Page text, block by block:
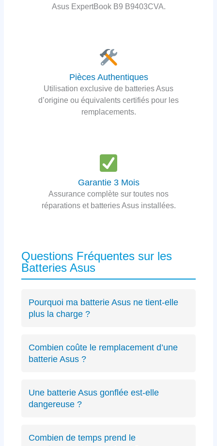
Asus ExpertBook B9 B9403CVA.
Pièces Authentiques
Utilisation exclusive de batteries Asus
d’origine ou équivalents certifiés pour les
remplacements.
Garantie 3 Mois
Assurance complète sur toutes nos
réparations et batteries Asus installées.
Questions Fréquentes sur les
Batteries Asus
Pourquoi ma batterie Asus ne tient-elle
plus la charge ?
spécifique Asus ou des cycles de charge
excessifs. Undiagnostic précis
Combien coûte le remplacement d’une
batterie Asus ?
à partir de 89€ selon le modèle, avec un devis
transparent avant intervention.
Une batterie Asus gonflée est-elle
dangereuse ?
risques de sécurité. Éteignez immédiatement
Combien de temps prend le